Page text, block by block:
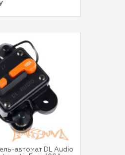
автомат DL Audio